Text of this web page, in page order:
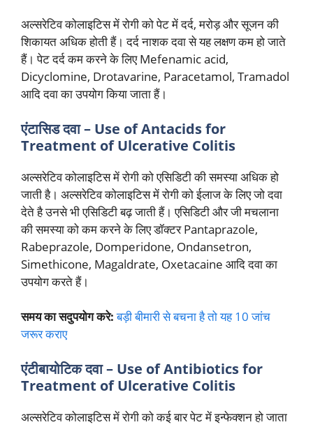
अल्सरेटिव कोलाइटिस में रोगी को पेट में दर्द, मरोड़ और सूजन की
शिकायत अधिक होती हैं। दर्द नाशक दवा से यह लक्षण कम हो जाते
हैं। पेट दर्द कम करने के लिए Mefenamic acid,
Dicyclomine, Drotavarine, Paracetamol, Tramadol
आदि दवा का उपयोग किया जाता हैं।
एंटासिड दवा – Use of Antacids for
Treatment of Ulcerative Colitis
अल्सरेटिव कोलाइटिस में रोगी को एसिडिटी की समस्या अधिक हो
जाती है। अल्सरेटिव कोलाइटिस में रोगी को ईलाज के लिए जो दवा
देते है उनसे भी एसिडिटी बढ़ जाती हैं। एसिडिटी और जी मचलाना
की समस्या को कम करने के लिए डॉक्टर Pantaprazole,
Rabeprazole, Domperidone, Ondansetron,
Simethicone, Magaldrate, Oxetacaine आदि दवा का
उपयोग करते हैं।
समय का सदुपयोग करे: बड़ी बीमारी से बचना है तो यह 10 जांच
जरूर कराए
एंटीबायोटिक दवा – Use of Antibiotics for
Treatment of Ulcerative Colitis
अल्सरेटिव कोलाइटिस में रोगी को कई बार पेट में इन्फेक्शन हो जाता